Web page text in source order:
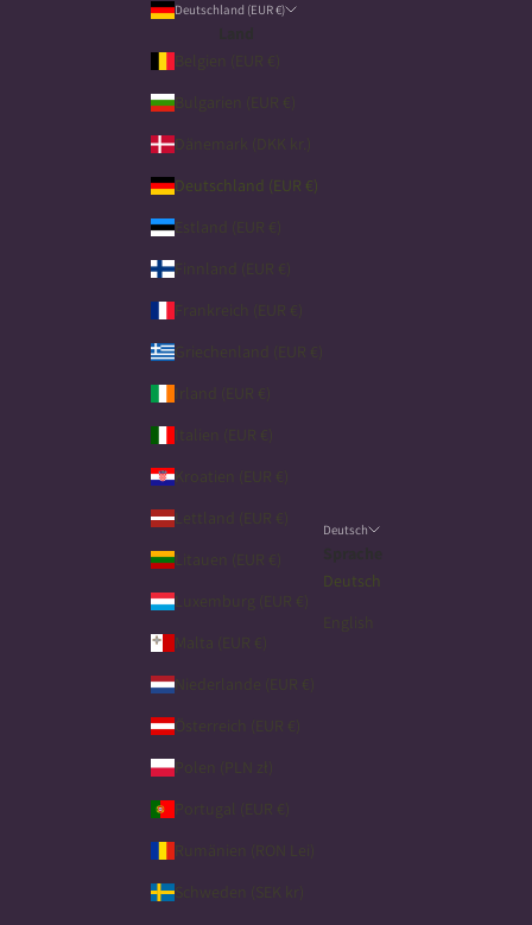
Deutschland (EUR €)
Bulgarien (EUR €)
Dänemark (DKK kr.)
Deutschland (EUR €)
Estland (EUR €)
Finnland (EUR €)
Griechenland (EUR €)
Kroatien (EUR €)
Lettland (EUR €)
Litauen (EUR €)
Luxemburg (EUR €)
Niederlande (EUR €)
Österreich (EUR €)
Polen (PLN zł)
Schweden (SEK kr)
Deutsch
Deutsch